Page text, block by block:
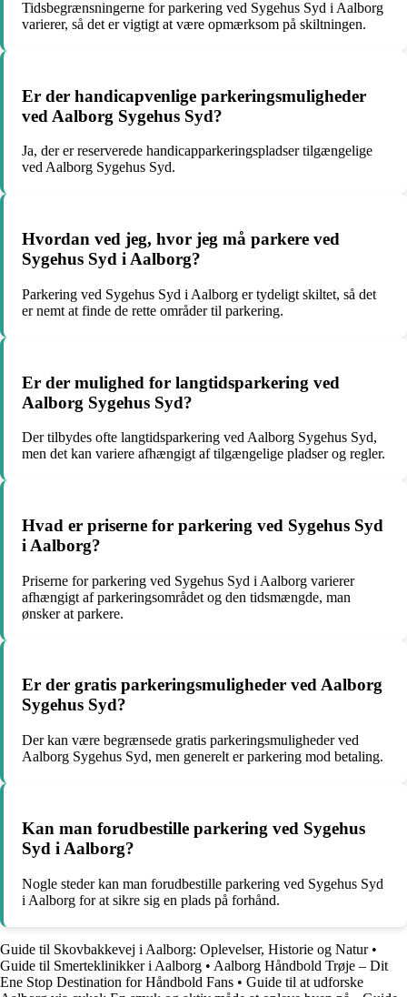
Tidsbegrænsningerne for parkering ved Sygehus Syd i Aalborg
varierer, så det er vigtigt at være opmærksom på skiltningen.
Er der handicapvenlige parkeringsmuligheder
ved Aalborg Sygehus Syd?
Ja, der er reserverede handicapparkeringspladser tilgængelige
ved Aalborg Sygehus Syd.
Hvordan ved jeg, hvor jeg må parkere ved
Sygehus Syd i Aalborg?
Parkering ved Sygehus Syd i Aalborg er tydeligt skiltet, så det
er nemt at finde de rette områder til parkering.
Er der mulighed for langtidsparkering ved
Aalborg Sygehus Syd?
Der tilbydes ofte langtidsparkering ved Aalborg Sygehus Syd,
men det kan variere afhængigt af tilgængelige pladser og regler.
Hvad er priserne for parkering ved Sygehus Syd
i Aalborg?
Priserne for parkering ved Sygehus Syd i Aalborg varierer
afhængigt af parkeringsområdet og den tidsmængde, man
ønsker at parkere.
Er der gratis parkeringsmuligheder ved Aalborg
Sygehus Syd?
Der kan være begrænsede gratis parkeringsmuligheder ved
Aalborg Sygehus Syd, men generelt er parkering mod betaling.
Kan man forudbestille parkering ved Sygehus
Syd i Aalborg?
Nogle steder kan man forudbestille parkering ved Sygehus Syd
i Aalborg for at sikre sig en plads på forhånd.
Guide til Skovbakkevej i Aalborg: Oplevelser, Historie og Natur•
Guide til Smerteklinikker i Aalborg • Aalborg Håndbold Trøje – Dit
Ene Stop Destination for Håndbold Fans • Guide til at udforske